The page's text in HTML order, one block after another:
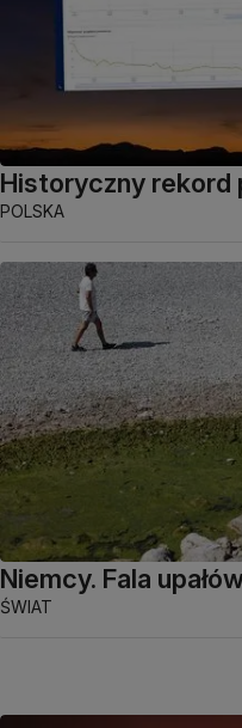
Historyczny rekord
POLSKA
Niemcy. Fala
ŚWIAT